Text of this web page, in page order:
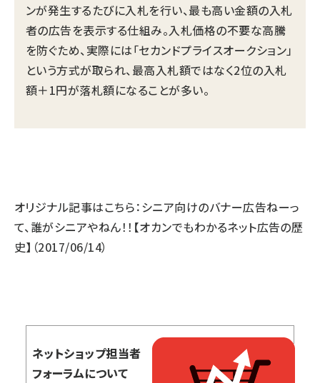
ンが発生するたびに入札を行い、最も高い金額の入札
者の広告を表示する仕組み。入札価格の不要な高騰
を防ぐため、実際には「セカンドプライスオークション」
という方式が取られ、最高入札額ではなく2位の入札
額＋1円が落札額になることが多い。
オリジナル記事はこちら：シニア向けのバナー広告ねーっ
て、誰がシニアやねん！！【オカンでもわかるネット広告の歴
史】 （2017/06/14）
ネットショップ担当者
フォーラムについて